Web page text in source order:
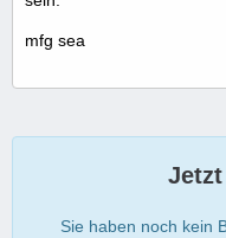
mfg sea
Sie haben noch kein